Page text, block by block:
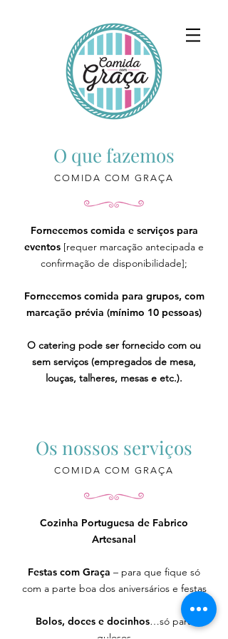
O que fazemos
COMIDA COM GRAÇA
Fornecemos comida e serviços para
eventos [requer marcação antecipada e
confirmação de disponibilidade];
Fornecemos comida para grupos, com
marcação prévia (mínimo 10 pessoas)
O catering pode ser fornecido com ou
sem serviços (empregados de mesa,
louças, talheres, mesas e etc.).
Os nossos serviços
COMIDA COM GRAÇA
Cozinha Portuguesa de Fabrico
Artesanal
Festas com Graça – para que fique só
com a parte boa dos aniversários e festas
Bolos, doces e docinhos…só para